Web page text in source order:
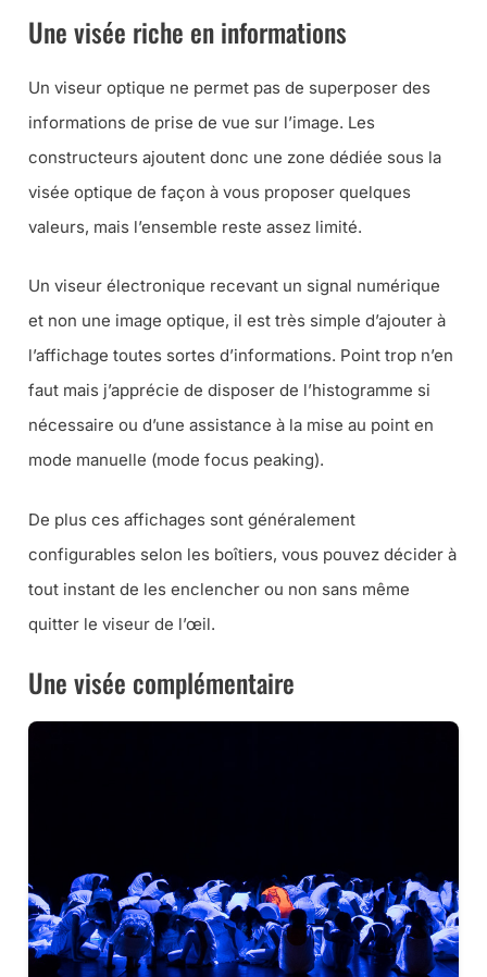
Une visée riche en informations
Un viseur optique ne permet pas de superposer des
informations de prise de vue sur l’image. Les
constructeurs ajoutent donc une zone dédiée sous la
visée optique de façon à vous proposer quelques
valeurs, mais l’ensemble reste assez limité.
Un viseur électronique recevant un signal numérique
et non une image optique, il est très simple d’ajouter à
l’affichage toutes sortes d’informations. Point trop n’en
faut mais j’apprécie de disposer de l’histogramme si
nécessaire ou d’une assistance à la mise au point en
mode manuelle (mode focus peaking).
De plus ces affichages sont généralement
configurables selon les boîtiers, vous pouvez décider à
tout instant de les enclencher ou non sans même
quitter le viseur de l’œil.
Une visée complémentaire